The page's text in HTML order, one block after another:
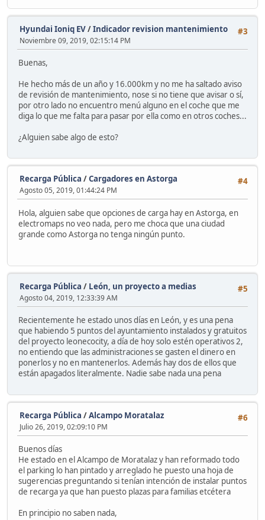
#3
Hyundai Ioniq EV/Indicador revision mantenimiento
Noviembre 09, 2019, 02:15:14 PM
Buenas,
He hecho más de un año y 16.000km y no me ha saltado aviso
de revisión de mantenimiento, nose si no tiene que avisar o sí,
por otro lado no encuentro menú alguno en el coche que me
diga lo que me falta para pasar por ella como en otros coches...
¿Alguien sabe algo de esto?
#4
Recarga Pública /Cargadores en Astorga
Agosto 05, 2019, 01:44:24 PM
Hola, alguien sabe que opciones de carga hay en Astorga, en
electromaps no veo nada, pero me choca que una ciudad
grande como Astorga no tenga ningún punto.
#5
Recarga Pública / León, un proyecto a medias
Agosto 04, 2019, 12:33:39 AM
Recientemente he estado unos días en León, y es una pena
que habiendo 5 puntos del ayuntamiento instalados y gratuitos
del proyecto leonecocity, a día de hoy solo estén operativos 2,
no entiendo que las administraciones se gasten el dinero en
ponerlos y no en mantenerlos. Además hay dos de ellos que
están apagados literalmente. Nadie sabe nada una pena
#6
Recarga Pública /Alcampo Moratalaz
Julio 26, 2019, 02:09:10 PM
Buenos días
He estado en el Alcampo de Moratalaz y han reformado todo
el parking lo han pintado y arreglado he puesto una hoja de
sugerencias preguntando si tenían intención de instalar puntos
de recarga ya que han puesto plazas para familias etcétera
En principio no saben nada,